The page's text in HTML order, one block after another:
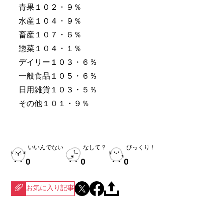
青果１０２・９％
水産１０４・９％
畜産１０７・６％
惣菜１０４・１％
デイリー１０３・６％
一般食品１０５・６％
日用雑貨１０３・５％
その他１０１・９％
いいんでない
0
なして？
0
びっくり！
0
お気に入り記事